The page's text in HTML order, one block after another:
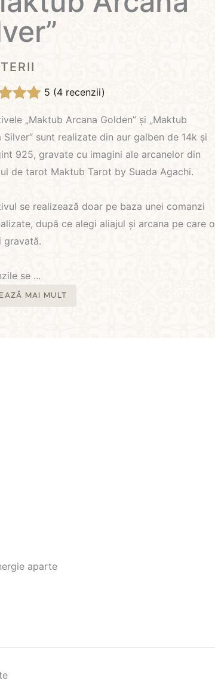
5 pe
de la
5 (4 recenzii)
„Maktub Arcana Golden” și „Maktub
Silver” sunt realizate din aur galben de 14k și
925, gravate cu imagini ale arcanelor din
de tarot Maktub Tarot by Suada Agachi.
se realizează doar pe baza unei comanzi
după ce alegi aliajul și arcana pe care o
gravată.
se ...
MAI MULT
aparte